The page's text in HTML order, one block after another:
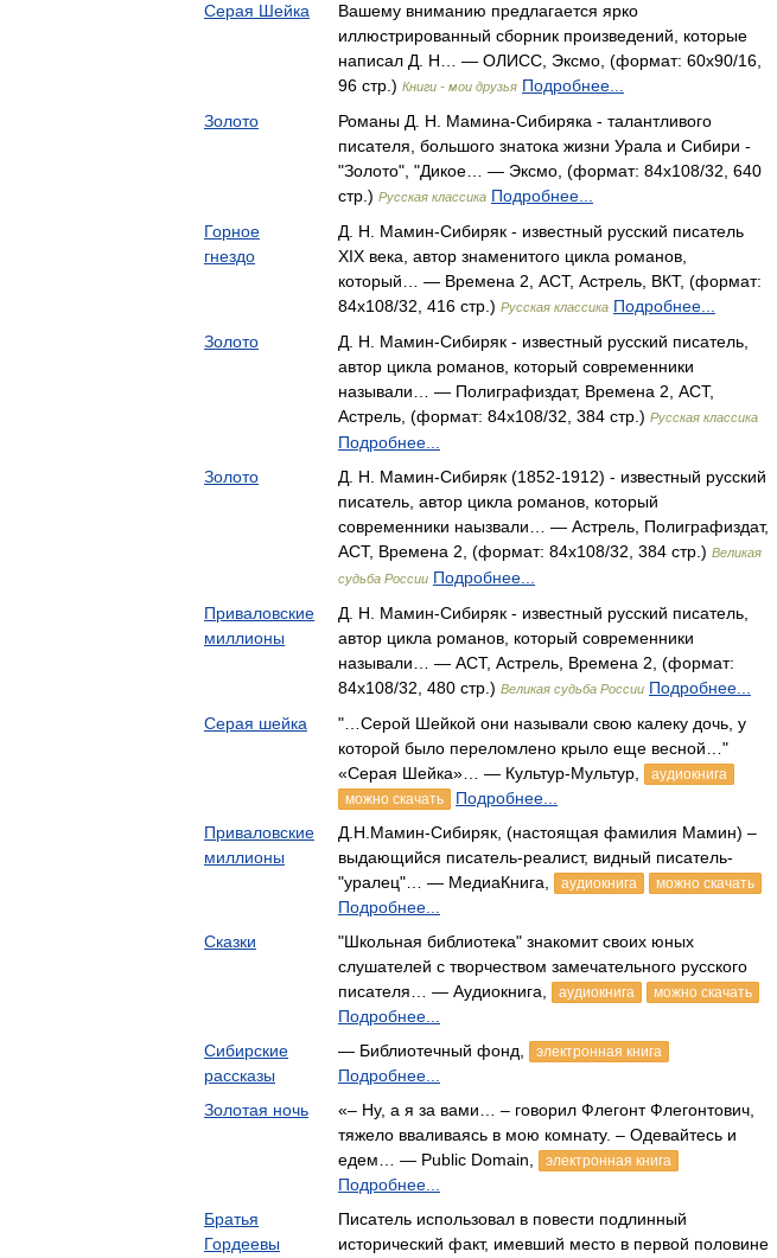
Серая Шейка
Вашему вниманию предлагается ярко
иллюстрированный сборник произведений, которые
написал Д. Н… — ОЛИСС, Эксмо, (формат: 60x90/16,
96 стр.) Книги - мои друзья Подробнее...
Золото
Романы Д. Н. Мамина-Сибиряка - талантливого
писателя, большого знатока жизни Урала и Сибири -
"Золото", "Дикое… — Эксмо, (формат: 84x108/32, 640
стр.) Русская классика Подробнее...
Горное
гнездо
Д. Н. Мамин-Сибиряк - известный русский писатель
XIX века, автор знаменитого цикла романов,
который… — Времена 2, АСТ, Астрель, ВКТ, (формат:
84x108/32, 416 стр.) Русская классика Подробнее...
Золото
Д. Н. Мамин-Сибиряк - известный русский писатель,
автор цикла романов, который современники
называли… — Полиграфиздат, Времена 2, АСТ,
Астрель, (формат: 84x108/32, 384 стр.) Русская классика
Подробнее...
Золото
Д. Н. Мамин-Сибиряк (1852-1912) - известный русский
писатель, автор цикла романов, который
современники наызвали… — Астрель, Полиграфиздат,
АСТ, Времена 2, (формат: 84x108/32, 384 стр.) Великая
судьба России Подробнее...
Приваловские
миллионы
Д. Н. Мамин-Сибиряк - известный русский писатель,
автор цикла романов, который современники
называли… — АСТ, Астрель, Времена 2, (формат:
84x108/32, 480 стр.) Великая судьба России Подробнее...
Серая шейка
"…Серой Шейкой они называли свою калеку дочь, у
которой было переломлено крыло еще весной…"
«Серая Шейка»… — Культур-Мультур,
аудиокнига
можно скачать
Подробнее...
Приваловские
миллионы
Д.Н.Мамин-Сибиряк, (настоящая фамилия Мамин) –
выдающийся писатель-реалист, видный писатель-
"уралец"… — МедиаКнига,
аудиокнига можно скачать
Подробнее...
Сказки
"Школьная библиотека" знакомит своих юных
слушателей с творчеством замечательного русского
писателя… — Аудиокнига,
аудиокнига можно скачать
Подробнее...
Сибирские
рассказы
— Библиотечный фонд, электронная книга
Подробнее...
Золотая ночь
«– Ну, а я за вами… – говорил Флегонт Флегонтович,
тяжело вваливаясь в мою комнату. – Одевайтесь и
едем… — Public Domain,
электронная книга
Подробнее...
Братья
Гордеевы
Писатель использовал в повести подлинный
исторический факт, имевший место в первой половине